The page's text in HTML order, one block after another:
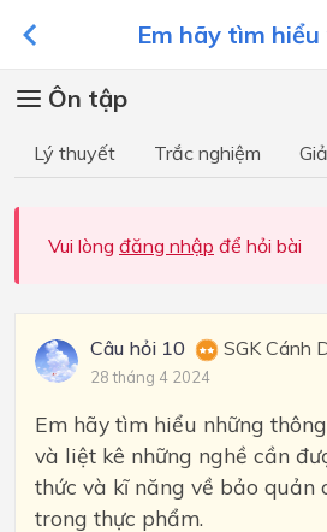
Em hãy tìm hiểu
Ôn tập
Lý thuyết Trắc nghiệm
Vui lòng đăng nhập để hỏi bài
Câu hỏi 10 SGK Cánh
28 tháng 4 2024
Em hãy tìm hiểu những
và liệt kê những nghề cần
thức và kĩ năng về bảo quản
trong thực phẩm.